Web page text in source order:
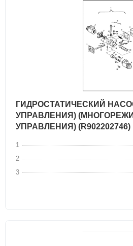
ГИДРОСТАТИЧЕСКИЙ
УПРАВЛЕНИЯ)
УПРАВЛЕНИЯ) (R902202746)
1
2
3